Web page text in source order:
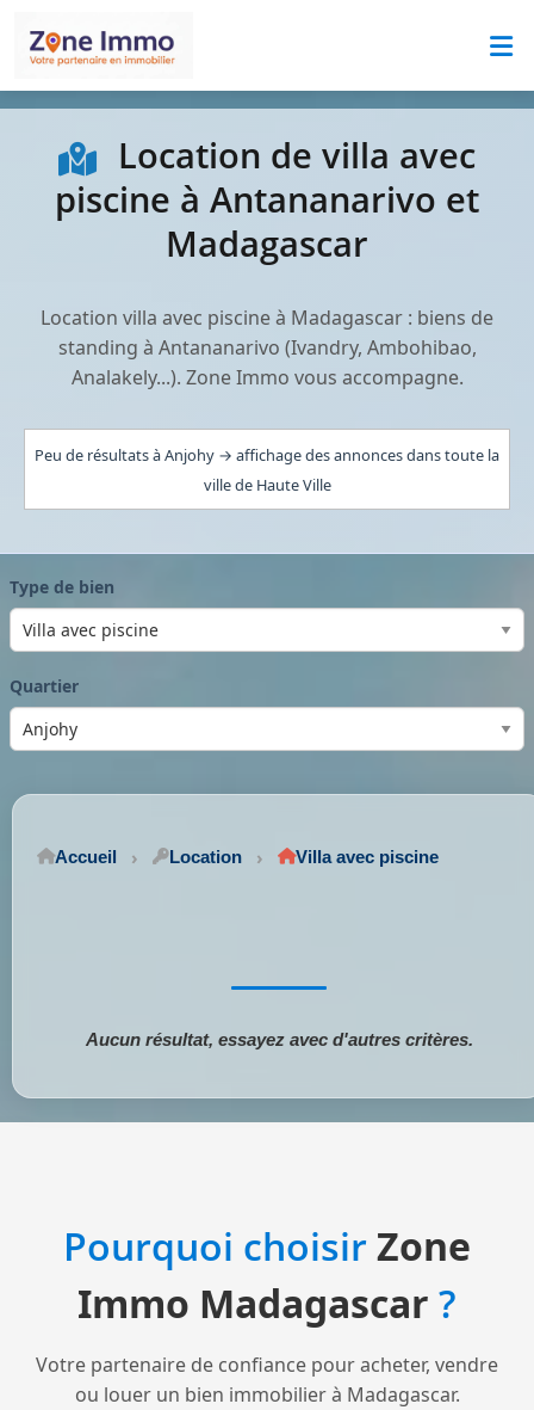
Location de villa avec
piscine à Antananarivo et
Madagascar
Location villa avec piscine à Madagascar : biens de
standing à Antananarivo (Ivandry, Ambohibao,
Analakely...). Zone Immo vous accompagne.
Peu de résultats à Anjohy → affichage des annonces dans toute la
ville de Haute Ville
Type de bien
Quartier
Accueil Location Villa avec piscine
Aucun résultat, essayez avec d'autres critères.
Pourquoi choisirZone
Immo Madagascar ?
Votre partenaire de confiance pour acheter, vendre
ou louer un bien immobilier à Madagascar.